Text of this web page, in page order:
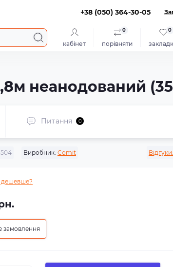
+38 (050) 364-30-05
кабінет порівняти
0 0
неанодований
Питання 0
Виробник: Comit Відгуки:
замовлення